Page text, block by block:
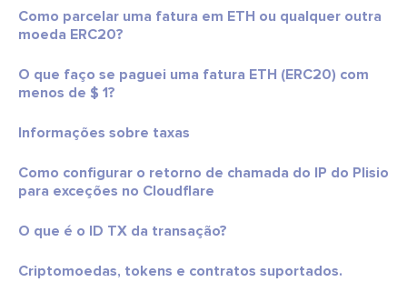
Como parcelar uma fatura em ETH ou qualquer outra
moeda ERC20?
O que faço se paguei uma fatura ETH (ERC20) com
menos de $ 1?
Informações sobre taxas
Como configurar o retorno de chamada do IP do Plisio
para exceções no Cloudflare
O que é o ID TX da transação?
Criptomoedas, tokens e contratos suportados.